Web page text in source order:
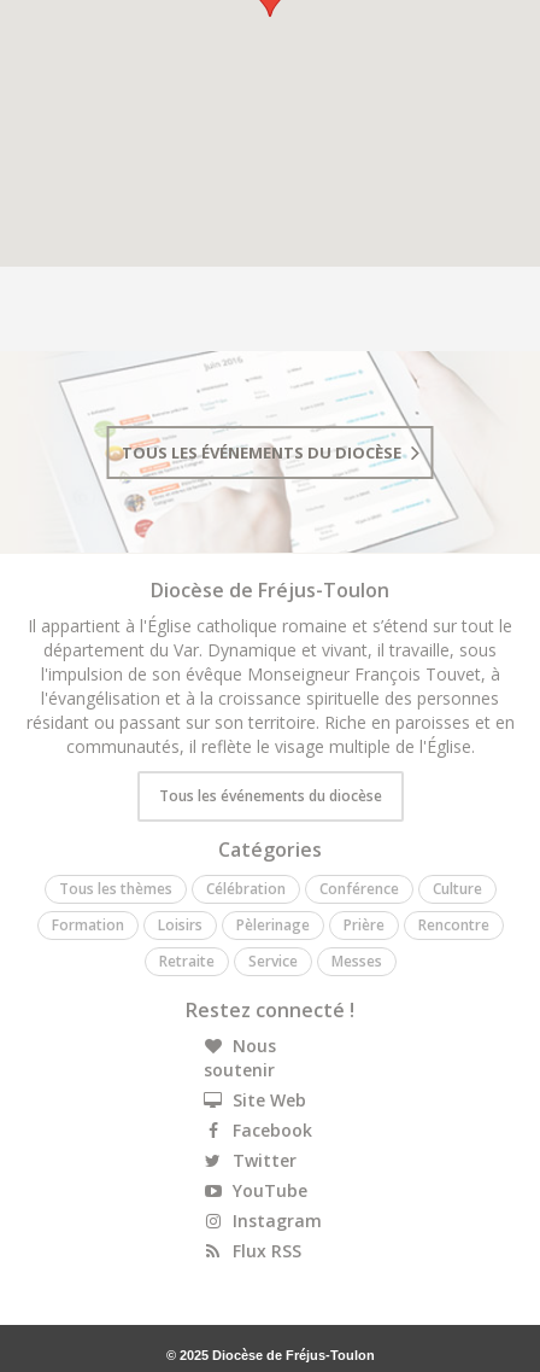
TOUS LES ÉVÉNEMENTS DU DIOCÈSE
Diocèse de Fréjus-Toulon
Il appartient à l'Église catholique romaine et s’étend sur tout le
département du Var. Dynamique et vivant, il travaille, sous
l'impulsion de son évêque Monseigneur François Touvet, à
l'évangélisation et à la croissance spirituelle des personnes
résidant ou passant sur son territoire. Riche en paroisses et en
communautés, il reflète le visage multiple de l'Église.
Tous les événements du diocèse
Catégories
Tous les thèmes Célébration Conférence
Culture
Formation
Loisirs Pèlerinage Prière
Rencontre
Retraite
Service Messes
Restez connecté !
Nous
soutenir
Site Web
Facebook
Twitter
YouTube
Instagram
Flux RSS
© 2025 Diocèse de Fréjus-Toulon